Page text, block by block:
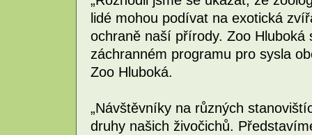
lidé mohou podívat na exotická
ochraně naší přírody. Zoo
záchranném programu pro sysla
Zoo Hluboká.
„Návštěvníky na různých
druhy našich živočichů.